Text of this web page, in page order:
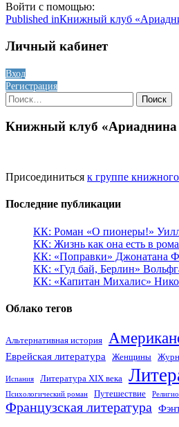
Войти с помощью:
Навигация
по
Published inКнижный клуб
Личный кабинет
Вход
Регистрация
Найти:
Книжный клуб «Ариаднина
Присоединиться к группе
Последние публикации
КК: Роман «О пионеры!»
КК: Жизнь как она есть в
КК: «Поправки» Джонатана
КК: «Гуд бай, Берлин»
КК: «Капитан Михалис»
Облако тегов
Альтернативная история
Еврейская литература Женщины
Испания Литература XIX века
Психологический роман Путешествие
Французская литература